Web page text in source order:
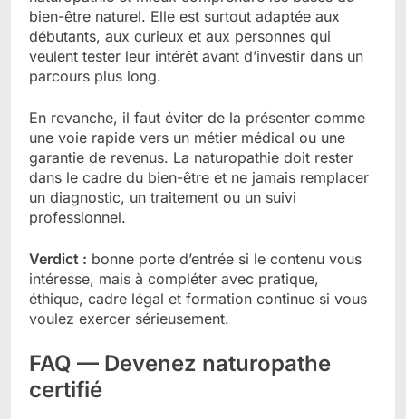
bien-être naturel. Elle est surtout adaptée aux
débutants, aux curieux et aux personnes qui
veulent tester leur intérêt avant d’investir dans un
parcours plus long.
En revanche, il faut éviter de la présenter comme
une voie rapide vers un métier médical ou une
garantie de revenus. La naturopathie doit rester
dans le cadre du bien-être et ne jamais remplacer
un diagnostic, un traitement ou un suivi
professionnel.
Verdict : bonne porte d’entrée si le contenu vous
intéresse, mais à compléter avec pratique,
éthique, cadre légal et formation continue si vous
voulez exercer sérieusement.
FAQ — Devenez naturopathe
certifié